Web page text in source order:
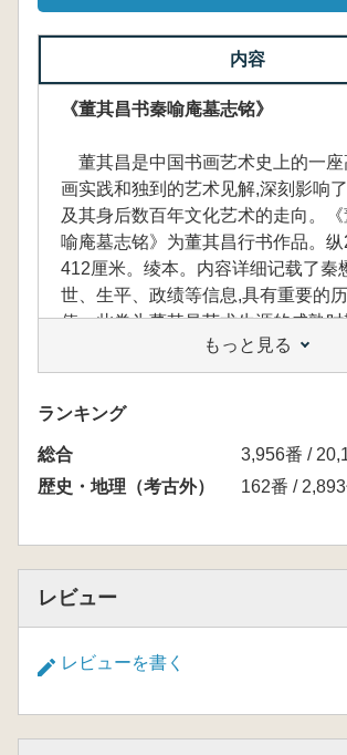
内容
《董其昌书秦喻庵墓志铭》
董其昌是中国书画艺术史上的一座
画实践和独到的艺术见解,深刻影响
及其身后数百年文化艺术的走向。
喻庵墓志铭》为董其昌行书作品。
412厘米。绫本。内容详细记载了秦
世、生平、政绩等信息,具有重要的
值。此卷为董其昌艺术生涯的成熟
法精湛,结体严谨,章法布局合理。全
扫描影印,为湖北省博物馆珍藏的董
品公开出版,对于学习董其昌书法提供
准确的范本。
術の方向性に深い影響を与えました
容には秦懋義の家系、生涯、政績な
えています。本巻は董其昌の芸術
もっと見る
ランキング
総合
3,956番 /
歴史・地理（考古外）
162番 /
レビュー
レビューを書く